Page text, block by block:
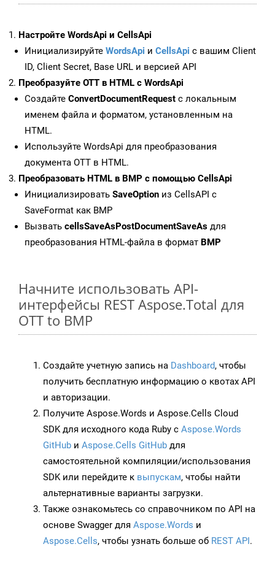
Настройте WordsApi и CellsApi
Инициализируйте WordsApi и CellsApi с вашим Client
ID, Client Secret, Base URL и версией API
Преобразуйте OTT в HTML с WordsApi
Создайте ConvertDocumentRequest с локальным
именем файла и форматом, установленным на
HTML.
Используйте WordsApi для преобразования
документа OTT в HTML.
Преобразовать HTML в BMP с помощью CellsApi
Инициализировать SaveOption из CellsAPI с
SaveFormat как BMP
Вызвать cellsSaveAsPostDocumentSaveAs для
преобразования HTML-файла в формат BMP
Начните использовать API-
интерфейсы REST Aspose.Total для
OTT to BMP
Создайте учетную запись на Dashboard, чтобы
получить бесплатную информацию о квотах API
и авторизации.
Получите Aspose.Words и Aspose.Cells Cloud
SDK для исходного кода Ruby с Aspose.Words
GitHub и Aspose.Cells GitHub для
самостоятельной компиляции/использования
SDK или перейдите к выпускам, чтобы найти
альтернативные варианты загрузки.
Также ознакомьтесь со справочником по API на
основе Swagger для Aspose.Words и
Aspose.Cells, чтобы узнать больше об REST API.